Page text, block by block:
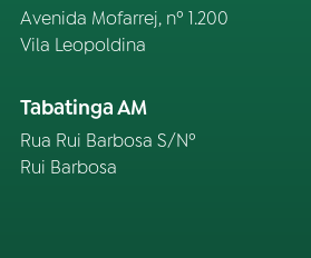
Avenida Mofarrej, nº 1.200
Vila Leopoldina
Tabatinga AM
Rua Rui Barbosa S/Nº
Rui Barbosa